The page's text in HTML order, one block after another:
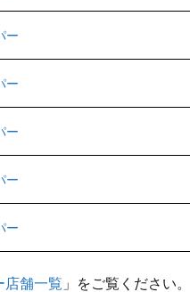
ー
ー
ー
ー
ー
店舗一覧 」をご覧ください。